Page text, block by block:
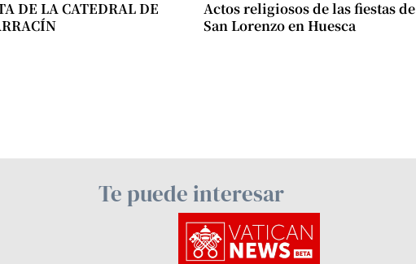
DE LA CATEDRAL DE
Actos religiosos de las fiestas de
San Lorenzo en Huesca
Te puede interesar